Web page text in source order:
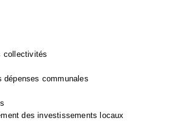
collectivités
dépenses communales
des investissements locaux